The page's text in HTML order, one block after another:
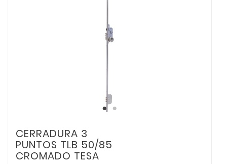
CERRADURA 3
PUNTOS TLB 50/85
CROMADO TESA